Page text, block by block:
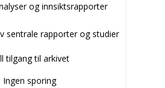
og innsiktsrapporter
sentrale rapporter og studier
tilgang til arkivet
Ingen sporing